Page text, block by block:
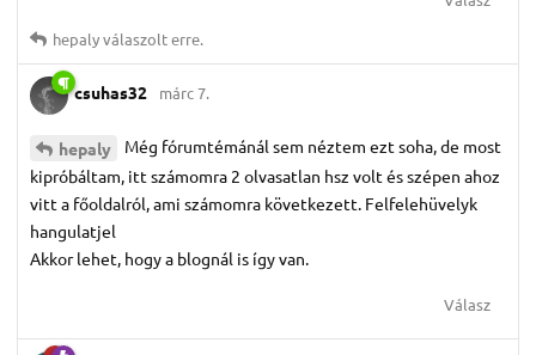
hepalyválaszolt erre.
csuhas32 márc 7.
hepaly
Még fórumtémánál sem néztem ezt soha, de most
kipróbáltam, itt számomra 2 olvasatlan hsz volt és szépen ahoz
vitt a főoldalról, ami számomra következett. Felfelehüvelyk
hangulatjel
Akkor lehet, hogy a blognál is így van.
Válasz